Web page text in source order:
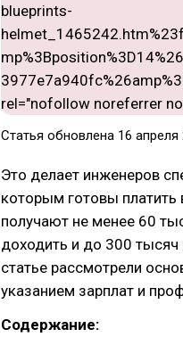
Статья обновлена 16 апреля
Это делает инженеров
которым готовы
получают не менее 60
доходить и до 300 тысяч
статье рассмотрели
указанием зарплат и
Содержание: